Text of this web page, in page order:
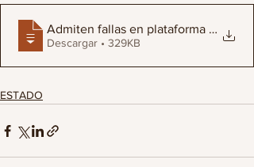
Admiten fallas en plataforma de
Descargar • 329KB
ESTADO